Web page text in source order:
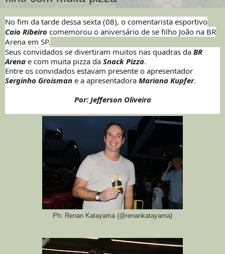
No fim da tarde dessa sexta (08), o comentarista esportivo
Caio Ribeiro comemorou o aniversário de se filho João na BR
Arena em SP.
Seus convidados se divertiram muitos nas quadras da BR
Arena e com muita pizza da Snack Pizza.
Entre os convidados estavam presente o apresentador
Serginho Groisman e a apresentadora Mariana Kupfer.
Por: Jefferson Oliveira
Ph: Renan Katayama (@renankatayama)